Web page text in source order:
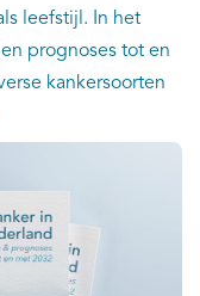
leefstijl. In het
prognoses tot en
kankersoorten